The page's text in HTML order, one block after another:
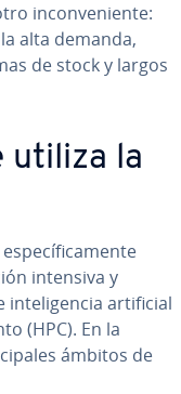
in­co­n­ve­nie­n­te:
alta demanda,
de stock y largos
utiliza la
es­pe­cí­fi­ca­me­n­te
intensiva y
in­te­li­ge­n­cia ar­ti­fi­cial
(HPC). En la
ámbitos de